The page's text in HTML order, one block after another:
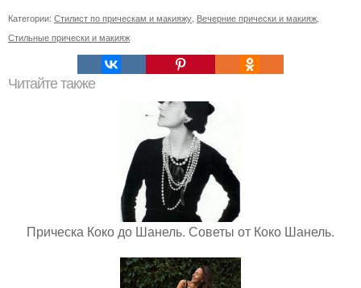
Категории: Стилист по прическам и макияжу, Вечерние прически и макияж,
Стильные прически и макияж
Читайте также
Прическа Коко до Шанель. Советы от Коко Шанель.